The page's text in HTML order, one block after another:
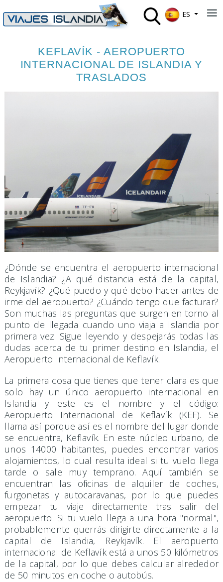
ES
KEFLAVÍK - AEROPUERTO
INTERNACIONAL DE ISLANDIA Y
TRASLADOS
¿Dónde se encuentra el aeropuerto internacional
de Islandia? ¿A qué distancia está de la capital,
Reykjavík? ¿Qué puedo y qué debo hacer antes de
irme del aeropuerto? ¿Cuándo tengo que facturar?
Son muchas las preguntas que surgen en torno al
punto de llegada cuando uno viaja a Islandia por
primera vez. Sigue leyendo y despejarás todas las
dudas acerca de tu primer destino en Islandia, el
Aeropuerto Internacional de Keflavík.
La primera cosa que tienes que tener clara es que
solo hay un único aeropuerto internacional en
Islandia y este es el nombre y el código:
Aeropuerto Internacional de Keflavík (KEF). Se
llama así porque así es el nombre del lugar donde
se encuentra, Keflavík. En este núcleo urbano, de
unos 14000 habitantes, puedes encontrar varios
alojamientos, lo cual resulta ideal si tu vuelo llega
tarde o sale muy temprano. Aquí también se
encuentran las oficinas de alquiler de coches,
furgonetas y autocaravanas, por lo que puedes
empezar tu viaje directamente tras salir del
aeropuerto. Si tu vuelo llega a una hora "normal",
probablemente querrás dirigirte directamente a la
capital de Islandia, Reykjavík. El aeropuerto
internacional de Keflavík está a unos 50 kilómetros
de la capital, por lo que debes calcular alrededor
de 50 minutos en coche o autobús.
≡